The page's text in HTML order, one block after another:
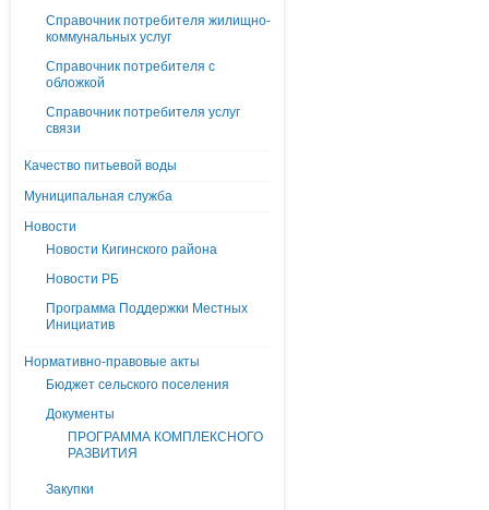
Справочник потребителя жилищно-
коммунальных услуг
Справочник потребителя с
обложкой
Справочник потребителя услуг
связи
Качество питьевой воды
Муниципальная служба
Новости
Новости Кигинского района
Новости РБ
Программа Поддержки Местных
Инициатив
Нормативно-правовые акты
Бюджет сельского поселения
Документы
ПРОГРАММА КОМПЛЕКСНОГО
РАЗВИТИЯ
Закупки